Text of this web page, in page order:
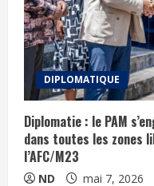
DIPLOMATIQUE
Diplomatie : le PAM
dans toutes les zones
l’AFC/M23
ND mai 7, 2026